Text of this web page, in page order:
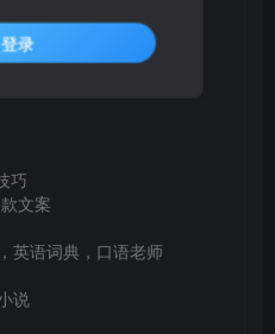
巧
文案
英语词典，口语老师
说
登录